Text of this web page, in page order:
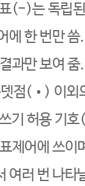
(-)는 독립된
에 한 번만
과만 보여
점(•) 이외
기 허용 기호
제어에 쓰이
여러 번 나타